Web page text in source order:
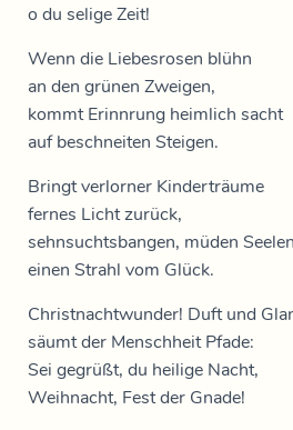
o du selige Zeit!
Wenn die Liebesrosen blühn
an den grünen Zweigen,
kommt Erinnrung heimlich sacht
auf beschneiten Steigen.
Bringt verlorner Kinderträume
fernes Licht zurück,
sehnsuchtsbangen, müden
einen Strahl vom Glück.
Christnachtwunder! Duft und
säumt der Menschheit Pfade:
Sei gegrüßt, du heilige Nacht,
Weihnacht, Fest der Gnade!